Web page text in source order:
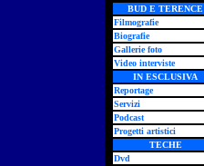
BUD E TERENCE
Filmografie
Biografie
Gallerie foto
Video interviste
IN ESCLUSIVA
Reportage
Servizi
Podcast
Progetti artistici
TECHE
Dvd